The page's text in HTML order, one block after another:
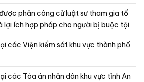
phân công cử luật sư tham gia tố
lợi ích hợp pháp cho người bị buộc tội
các Viện kiểm sát khu vực thành phố
Tòa án nhân dân khu vực tỉnh An